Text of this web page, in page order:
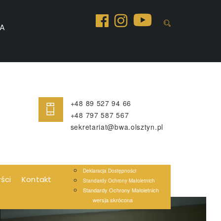
+48 89 527 94 66
+48 797 587 567
sekretariat@bwa.olsztyn.pl
Kontakt
Deklaracja Dostępności
Standardy Ochrony Małoletnich
Standardy Ochrony Małoletnich
wersja skrócona